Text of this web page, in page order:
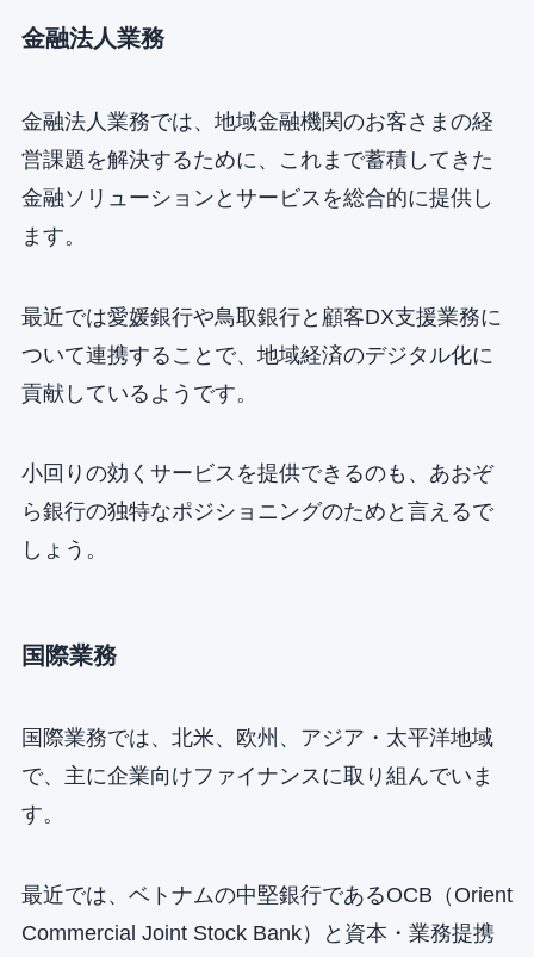
金融法人業務
金融法人業務では、地域金融機関のお客さまの経
営課題を解決するために、これまで蓄積してきた
金融ソリューションとサービスを総合的に提供し
ます。
最近では愛媛銀行や鳥取銀行と顧客DX支援業務に
ついて連携することで、地域経済のデジタル化に
貢献しているようです。
小回りの効くサービスを提供できるのも、あおぞ
ら銀行の独特なポジショニングのためと言えるで
しょう。
国際業務
国際業務では、北米、欧州、アジア・太平洋地域
で、主に企業向けファイナンスに取り組んでいま
す。
最近では、ベトナムの中堅銀行であるOCB（Orient
Commercial Joint Stock Bank）と資本・業務提携